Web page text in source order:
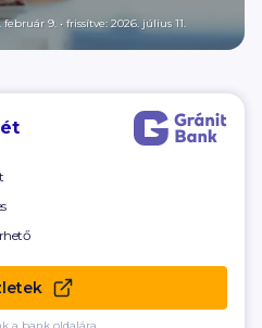
február 9. • frissítve: 2026. július 11.